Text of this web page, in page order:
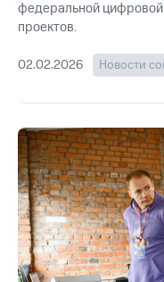
федеральной цифровой
проектов.
02.02.2026 Новости